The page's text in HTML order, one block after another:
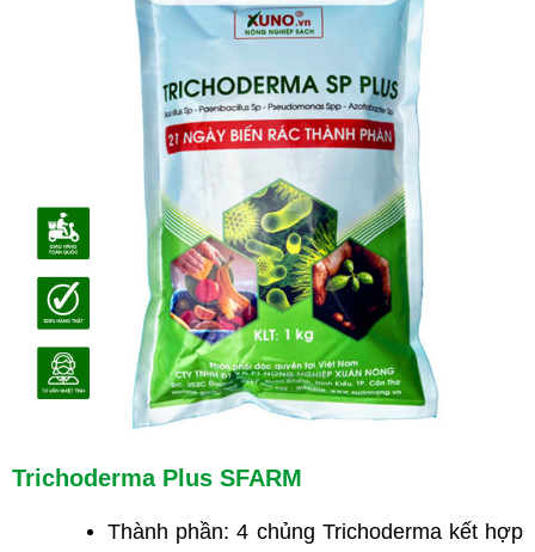
Trichoderma Plus SFARM
Thành phần: 4 chủng Trichoderma kết hợp